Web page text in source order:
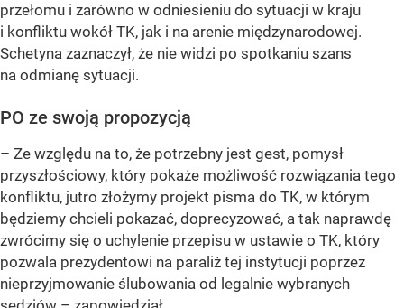
przełomu i zarówno w odniesieniu do sytuacji w kraju
i konfliktu wokół TK, jak i na arenie międzynarodowej.
Schetyna zaznaczył, że nie widzi po spotkaniu szans
na odmianę sytuacji.
PO ze swoją propozycją
– Ze względu na to, że potrzebny jest gest, pomysł
przyszłościowy, który pokaże możliwość rozwiązania tego
konfliktu, jutro złożymy projekt pisma do TK, w którym
będziemy chcieli pokazać, doprecyzować, a tak naprawdę
zwrócimy się o uchylenie przepisu w ustawie o TK, który
pozwala prezydentowi na paraliż tej instytucji poprzez
nieprzyjmowanie ślubowania od legalnie wybranych